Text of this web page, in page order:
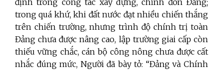
trong quá khứ, khi đất nước đạt nhiều chiến thắng
trên chiến trường, nhưng trình độ chính trị toàn
Đảng chưa được nâng cao, lập trường giai cấp còn
thiếu vững chắc, cán bộ công nông chưa được cất
nhắc đúng mức, Người đã bày tỏ: “Đảng và Chính